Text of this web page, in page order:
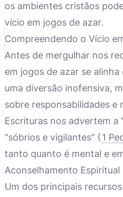
os ambientes cristãos
vício em jogos de azar.
Compreendendo o Vício
Antes de mergulhar nos
em jogos de azar se
uma diversão inofensiva,
sobre responsabilidades e
Escrituras nos advertem
"sóbrios e vigilantes" ( 1
tanto quanto é mental e
Aconselhamento Espiritual
Um dos principais